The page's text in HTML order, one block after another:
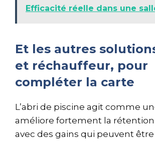
Efficacité réelle dans une
Et les autres
et réchauffeur, pour
compléter la carte
L’abri de piscine agit comme
améliore fortement la
avec des gains qui peuvent